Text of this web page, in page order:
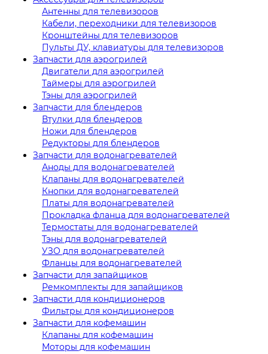
Антенны для телевизоров
Кабели, переходники для телевизоров
Кронштейны для телевизоров
Пульты ДУ, клавиатуры для телевизоров
Запчасти для аэрогрилей
Двигатели для аэрогрилей
Таймеры для аэрогрилей
Тэны для аэрогрилей
Запчасти для блендеров
Втулки для блендеров
Ножи для блендеров
Редукторы для блендеров
Запчасти для водонагревателей
Аноды для водонагревателей
Клапаны для водонагревателей
Кнопки для водонагревателей
Платы для водонагревателей
Прокладка фланца для водонагревателей
Термостаты для водонагревателей
Тэны для водонагревателей
УЗО для водонагревателей
Фланцы для водонагревателей
Запчасти для запайщиков
Ремкомплекты для запайщиков
Запчасти для кондиционеров
Фильтры для кондиционеров
Запчасти для кофемашин
Клапаны для кофемашин
Моторы для кофемашин